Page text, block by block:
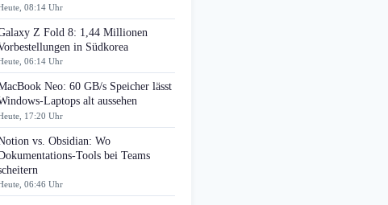
08:14 Uhr
Z Fold 8: 1,44 Millionen
in Südkorea
06:14 Uhr
Neo: 60 GB/s Speicher lässt
Laptops alt aussehen
17:20 Uhr
vs. Obsidian: Wo
Tools bei Teams
06:46 Uhr